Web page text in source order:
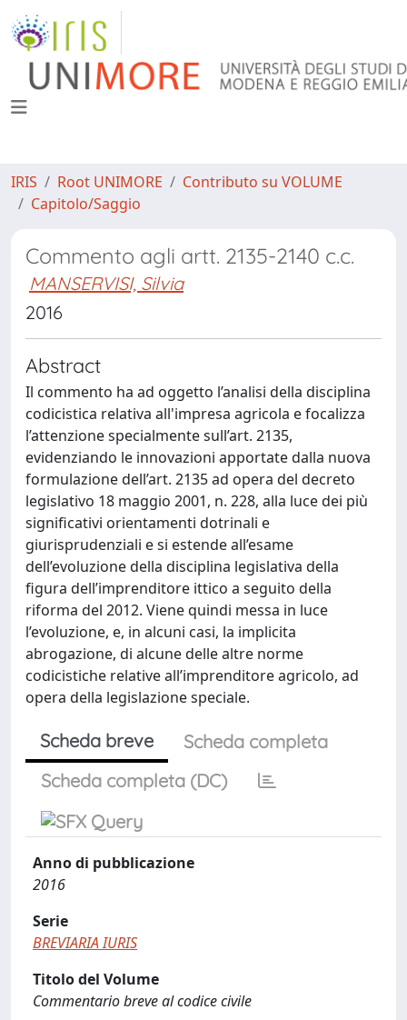
IRIS Root UNIMORE
Contributo su VOLUME
Capitolo/Saggio
Commento agli artt. 2135-2140 c.c.
MANSERVISI, Silvia
2016
Abstract
Il commento ha ad oggetto l’analisi della disciplina
codicistica relativa all'impresa agricola e focalizza
l’attenzione specialmente sull’art. 2135,
evidenziando le innovazioni apportate dalla nuova
formulazione dell’art. 2135 ad opera del decreto
legislativo 18 maggio 2001, n. 228, alla luce dei più
significativi orientamenti dotrinali e
giurisprudenziali e si estende all’esame
dell’evoluzione della disciplina legislativa della
figura dell’imprenditore ittico a seguito della
riforma del 2012. Viene quindi messa in luce
l’evoluzione, e, in alcuni casi, la implicita
abrogazione, di alcune delle altre norme
codicistiche relative all’imprenditore agricolo, ad
opera della legislazione speciale.
Scheda breve
Scheda completa
Scheda completa (DC)
Anno di pubblicazione
2016
Serie
BREVIARIA IURIS
Titolo del Volume
Commentario breve al codice civile